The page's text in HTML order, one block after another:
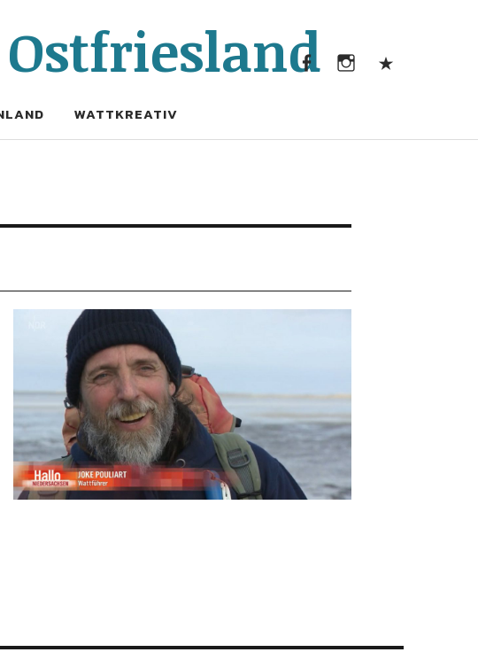
WATTKREATIV